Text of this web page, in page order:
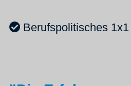
Berufspolitisches 1x1